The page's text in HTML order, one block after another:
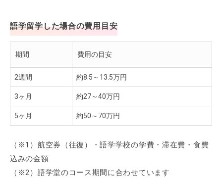
語学留学した場合の費用目安
期間 費用の目安
2週間 約8.5～13.5万円
3ヶ月 約27～40万円
5ヶ月 約50～70万円
（※1）航空券（往復）・語学学校の学費・滞在費・食費
込みの金額
（※2）語学堂のコース期間に合わせています